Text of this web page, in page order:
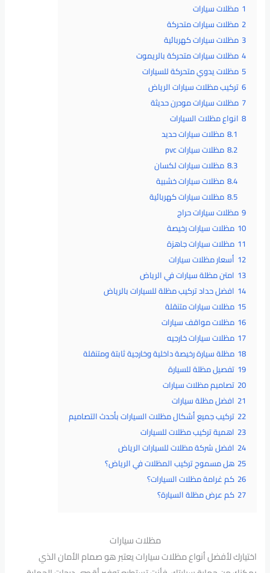
1 مظلات سيارات
2 مظلات سيارات متحركة
3 مظلات سيارات كهربائية
4 مظلات سيارات متحركة بالريموت
5 مظلات يدوي متحركة للسيارات
6 تركيب مظلات سيارات الرياض
7 مظلات سيارات مودرن حديثة
8 انواع مظلات السيارات
8.1 مظلات سيارات حديد
8.2 مظلات سيارات pvc
8.3 مظلات سيارات لكسان
8.4 مظلات سيارات خشبية
8.5 مظلات سيارات كهربائية
9 مظلات سيارات حراج
10 مظلات سيارات رخيصة
11 مظلات سيارات جاهزة
12 أسعار مظلات سيارات
13 امتن مظلة سيارات في الرياض
14 افضل حداد تركيب مظلة للسيارات بالرياض
15 مظلات سيارات متنقلة
16 مظلات مواقف سيارات
17 مظلات سيارات خارجيه
18 مظلة سيارة رخيصة داخلية وخارجية ثابتة ومتنقلة
19 تفصيل مظلة للسيارة
20 تصاميم مظلات سيارات
21 افضل مظلة سيارات
22 تركيب جميع أشكال مظلات السيارات بأحدث التصاميم
23 اهمية تركيب مظلات للسيارات
24 افضل شركة مظلات للسيارات الرياض
25 هل مسموح تركيب المظلات في الرياض؟
26 كم غرامة مظلات السيارات؟
27 كم عرض مظلة السيارة؟
مظلات سيارات
اختيارك لأفضل أنواع مظلات سيارات يعتبر هو صمام الأمان الذي